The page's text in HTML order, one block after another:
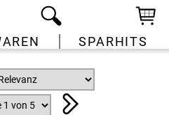
SPARHITS